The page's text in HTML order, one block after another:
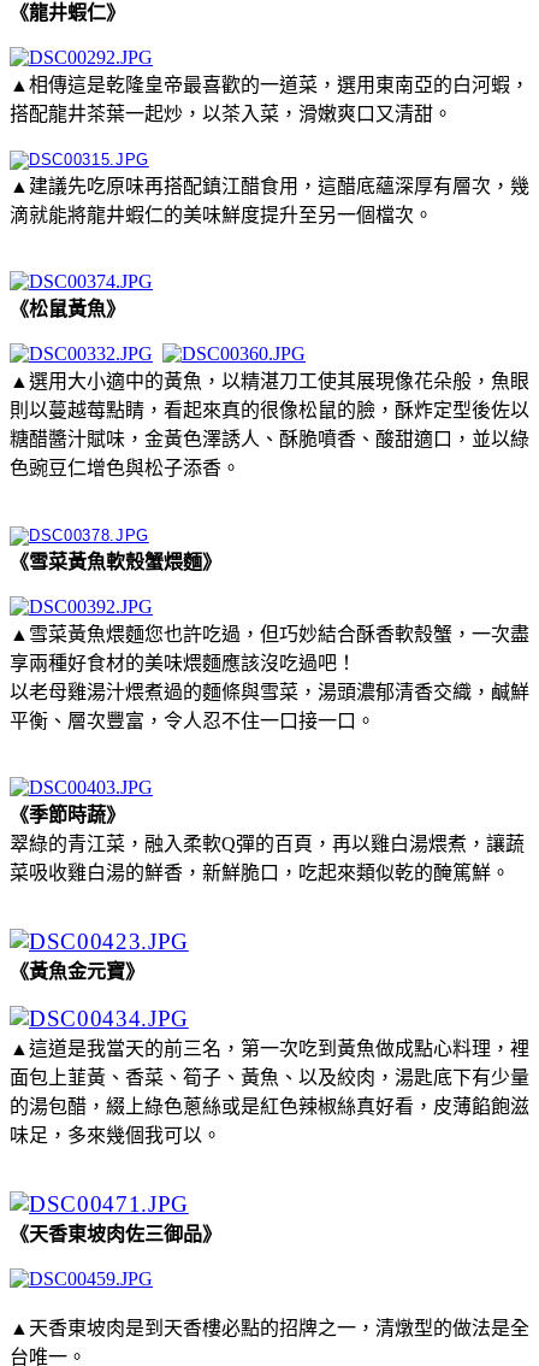
《龍井蝦仁》
▲相傳這是乾隆皇帝最喜歡的一道菜，選用東南亞的白河蝦，
搭配龍井茶葉一起炒，以茶入菜，滑嫩爽口又清甜。
▲建議先吃原味再搭配鎮江醋食用，這醋底蘊深厚有層次，幾
滴就能將龍井蝦仁的美味鮮度提升至另一個檔次。
《松鼠黃魚》
▲選用大小適中的黃魚，以精湛刀工使其展現像花朵般，魚眼
則以蔓越莓點睛，看起來真的很像松鼠的臉，酥炸定型後佐以
糖醋醬汁賦味，金黃色澤誘人、酥脆噴香、酸甜適口，並以綠
色豌豆仁增色與松子添香。
《雪菜黃魚軟殼蟹煨麵》
▲雪菜黃魚煨麵您也許吃過，但巧妙結合酥香軟殼蟹，一次盡
享兩種好食材的美味煨麵應該沒吃過吧！
以老母雞湯汁煨煮過的麵條與雪菜，湯頭濃郁清香交織，鹹鮮
平衡、層次豐富，令人忍不住一口接一口。
《季節時蔬》
翠綠的青江菜，融入柔軟Q彈的百頁，再以雞白湯煨煮，讓蔬
菜吸收雞白湯的鮮香，新鮮脆口，吃起來類似乾的醃篤鮮。
《黃魚金元寶》
▲這道是我當天的前三名，第一次吃到黃魚做成點心料理，裡
面包上韮黃、香菜、筍子、黃魚、以及絞肉，湯匙底下有少量
的湯包醋，綴上綠色蔥絲或是紅色辣椒絲真好看，皮薄餡飽滋
味足，多來幾個我可以。
《天香東坡肉佐三御品》
▲天香東坡肉是到天香樓必點的招牌之一，清燉型的做法是全
台唯一。